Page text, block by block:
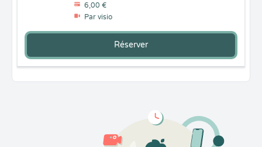
6,00 €
Par visio
Réserver